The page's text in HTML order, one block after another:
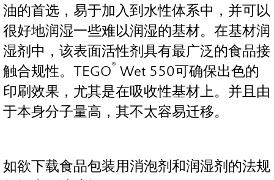
油的首选，易于加入到水性体系中，并可以
很好地润湿一些难以润湿的基材。在基材润
湿剂中，该表面活性剂具有最广泛的食品接
触合规性。TEGO® Wet 550可确保出色的
印刷效果，尤其是在吸收性基材上。并且由
于本身分子量高，其不太容易迁移。
如欲下载食品包装用消泡剂和润湿剂的法规